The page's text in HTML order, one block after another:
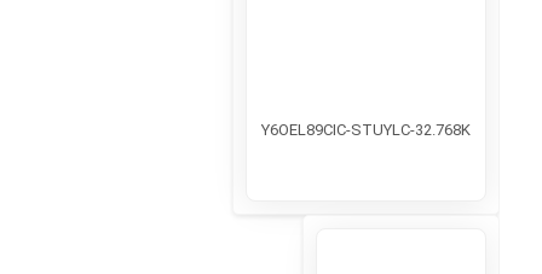
Y6OEL89CIC-STUYLC-32.768K